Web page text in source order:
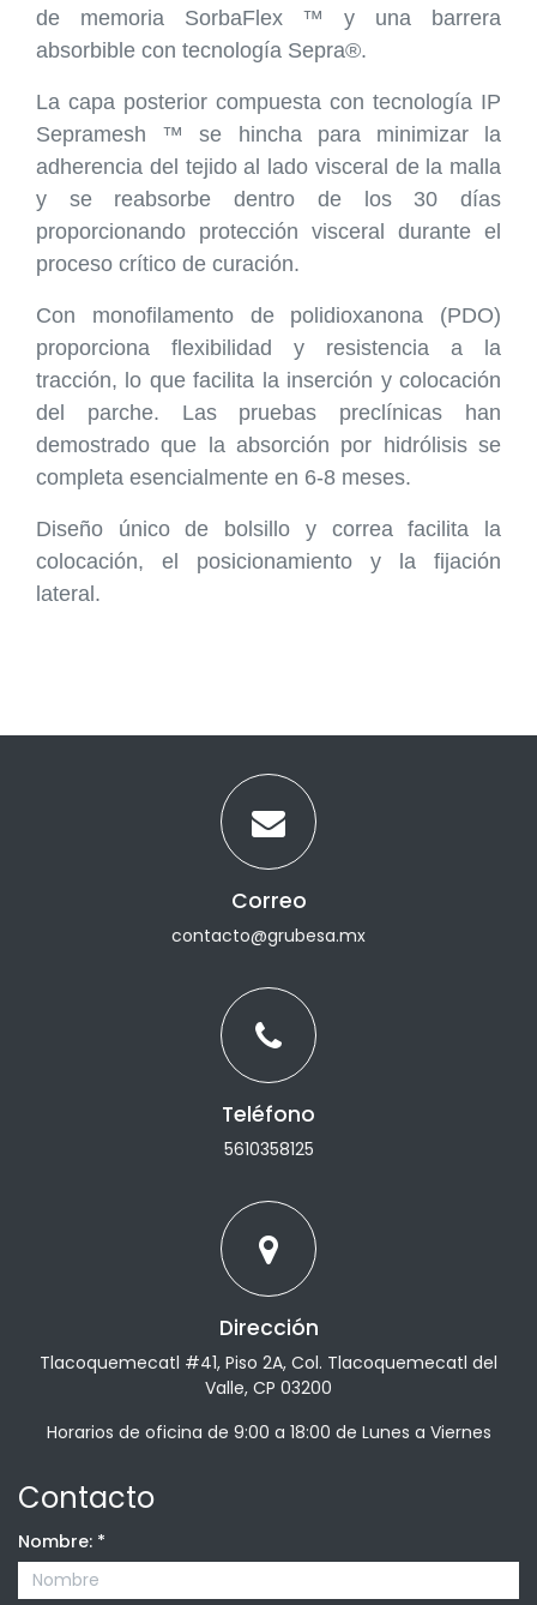
de memoria SorbaFlex ™ y una barrera
absorbible con tecnología Sepra®.
La capa posterior compuesta con tecnología IP
Sepramesh ™ se hincha para minimizar la
adherencia del tejido al lado visceral de la malla
y se reabsorbe dentro de los 30 días
proporcionando protección visceral durante el
proceso crítico de curación.
Con monofilamento de polidioxanona (PDO)
proporciona flexibilidad y resistencia a la
tracción, lo que facilita la inserción y colocación
del parche. Las pruebas preclínicas han
demostrado que la absorción por hidrólisis se
completa esencialmente en 6-8 meses.
Diseño único de bolsillo y correa facilita la
colocación, el posicionamiento y la fijación
lateral.
Correo
contacto@grubesa.mx
Teléfono
5610358125
Dirección
Tlacoquemecatl #41, Piso 2A, Col. Tlacoquemecatl del
Valle, CP 03200
Horarios de oficina de 9:00 a 18:00 de Lunes a Viernes
Contacto
Nombre: *